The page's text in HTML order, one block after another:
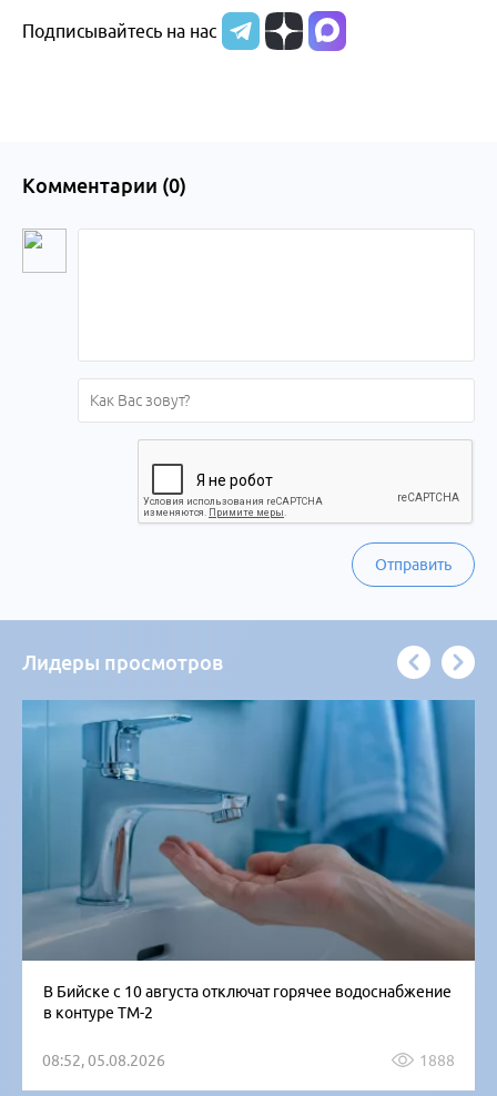
Подписывайтесь на нас
Комментарии (0)
Отправить
Лидеры просмотров
В Бийске с 10 августа отключат горячее водоснабжение
в контуре ТМ-2
08:52, 05.08.2026 1888